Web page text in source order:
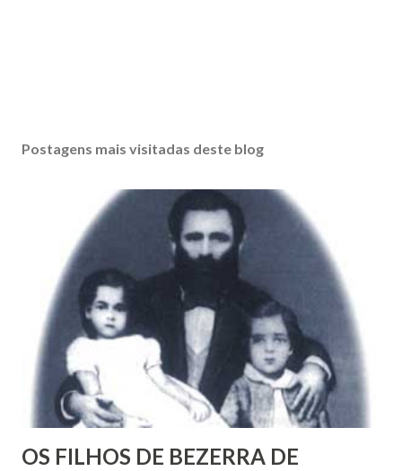
Postagens mais visitadas deste blog
OS FILHOS DE BEZERRA DE